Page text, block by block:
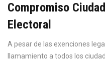
Compromiso
Electoral
A pesar de las exenciones
llamamiento a todos los